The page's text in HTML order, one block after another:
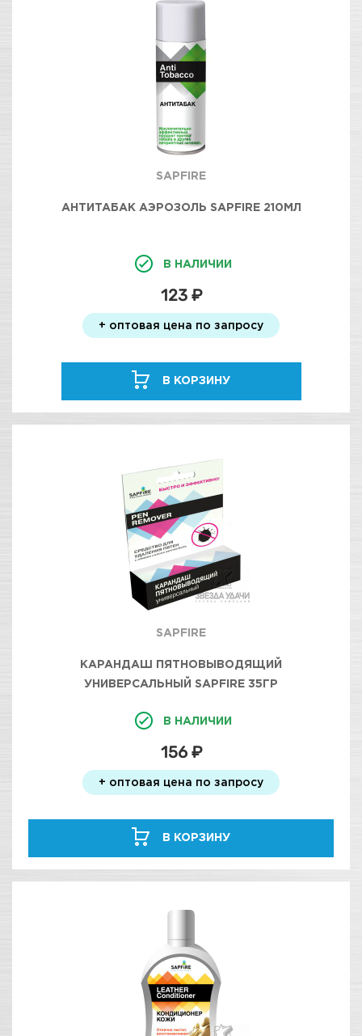
SAPFIRE
АНТИТАБАК АЭРОЗОЛЬ SAPFIRE 210МЛ
В НАЛИЧИИ
123 ₽
+ оптовая цена по запросу
В КОРЗИНУ
SAPFIRE
КАРАНДАШ ПЯТНОВЫВОДЯЩИЙ
УНИВЕРСАЛЬНЫЙ SAPFIRE 35ГР
В НАЛИЧИИ
156 ₽
+ оптовая цена по запросу
В КОРЗИНУ